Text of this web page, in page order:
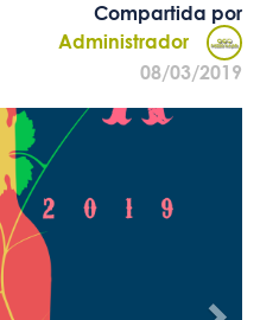
Compartida por
Administrador
08/03/2019